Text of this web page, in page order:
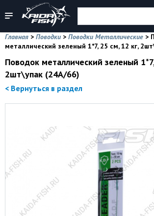
Главная > Поводки > Поводки Металлические >
металлический зеленый 1*7, 25 см, 12 кг,
Поводок металлический зеленый
2шт\упак (24A/66)
< Вернуться в раздел